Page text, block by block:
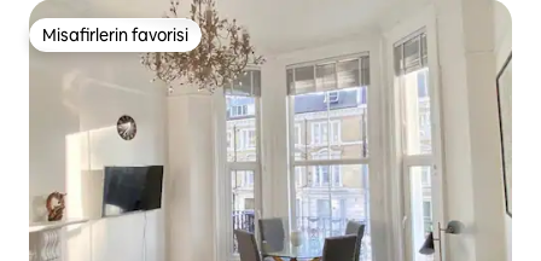
Misafirlerin favorisi
Misafirlerin favorisi